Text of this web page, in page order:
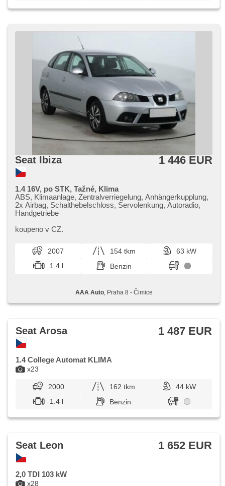
Seat Ibiza 1 446 EUR
1.4 16V, po STK, Tažné, Klima
ABS, Klimaanlage, Zentralverriegelung, Anhängerkupplung,
2x Airbag, Schalthebelschloss, Servolenkung, Autoradio,
Handgetriebe
koupeno v CZ.
2007 154 tkm
63 kW
1.4 l
Benzin
AAA Auto, Praha 8 - Čimice
x23
Seat Arosa 1 487 EUR
1.4 College Automat KLIMA
2000 162 tkm
44 kW
1.4 l
Benzin
x28
Seat Leon 1 652 EUR
2,0 TDI 103 kW